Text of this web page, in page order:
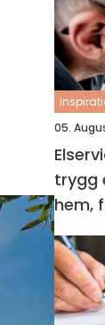
05.
trygg
hem,